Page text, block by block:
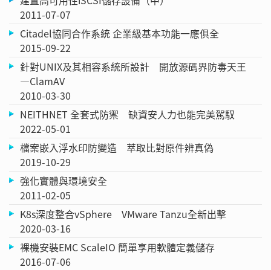
2011-07-07
Citadel協同合作系統 企業級基本功能一應俱全
2015-09-22
針對UNIX及其相容系統所設計 開放源碼界防毒天王
—ClamAV
2010-03-30
NEITHNET 全套式防禦 缺資安人力也能完美駕馭
2022-05-01
檔案嵌入浮水印防變造 萃取比對原件辨真偽
2019-10-29
強化實體與環境安全
2011-02-05
K8s深度整合vSphere VMware Tanzu全新出擊
2020-03-16
裸機安裝EMC ScaleIO 簡單享用軟體定義儲存
2016-07-06